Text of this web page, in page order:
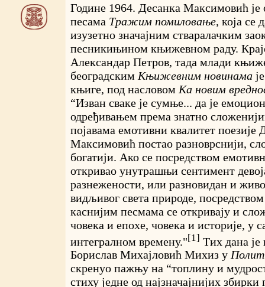
Године 1964. Десанка Максимовић је
песама Тражим помиловање, која се
изузетно значајним стваралачким
песникињином књижевном раду.
Александар Петров, тада млади
београдским Књижевним новинама
књиге, под насловом Ка новим
“Изван сваке је сумње... да је
одређивањем према знатно
појавама емотивни квалитет поезије
Максимовић постао разноврснији,
богатији. Ако се посредством
откривао унутрашњи сентимент
разнежености, или разновидан и
видљивог света природе,
каснијим песмама се откривају и
човека и епохе, човека и историје, у
интегралном времену."[1] Тих дана је
Борислав Михајловић Михиз у
скренуо пажњу на “топлину и
стиху једне од најзначајнијих збирки